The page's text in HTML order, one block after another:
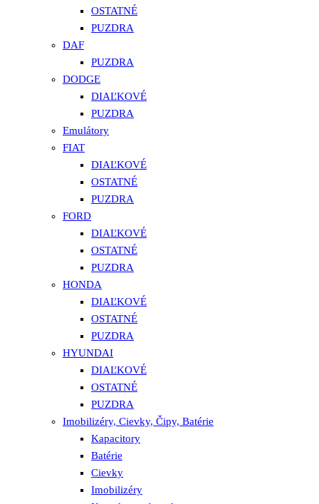
OSTATNÉ
PUZDRA
DAF
PUZDRA
DODGE
DIAĽKOVÉ
PUZDRA
Emulátory
FIAT
DIAĽKOVÉ
OSTATNÉ
PUZDRA
FORD
DIAĽKOVÉ
OSTATNÉ
PUZDRA
HONDA
DIAĽKOVÉ
OSTATNÉ
PUZDRA
HYUNDAI
DIAĽKOVÉ
OSTATNÉ
PUZDRA
Imobilizéry, Cievky, Čipy, Batérie
Kapacitory
Batérie
Cievky
Imobilizéry